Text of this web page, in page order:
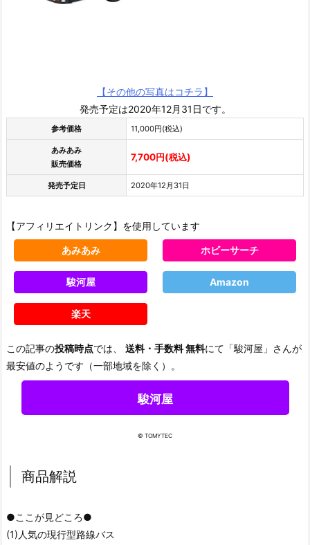
【その他の写真はコチラ】
発売予定は2020年12月31日です。
参考価格 11,000円(税込)
あみあみ
販売価格
7,700円(税込)
発売予定日 2020年12月31日
【アフィリエイトリンク】を使用しています
あみあみ ホビーサーチ
駿河屋 Amazon
楽天
この記事の投稿時点では、 送料・手数料 無料にて「駿河屋」さんが
最安値のようです（一部地域を除く）。
駿河屋
© TOMYTEC
商品解説
●ここが見どころ●
(1)人気の現行型路線バス